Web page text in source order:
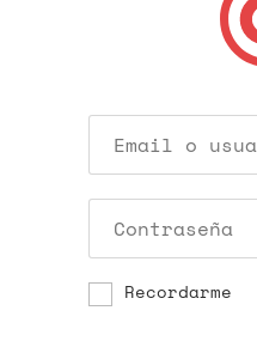
Recordarme